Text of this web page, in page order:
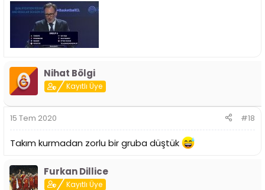
Nihat Bölgi
Kayıtlı Üye
15 Tem 2020 #18
Takım kurmadan zorlu bir gruba düştük
Furkan Dillice
Kayıtlı Üye